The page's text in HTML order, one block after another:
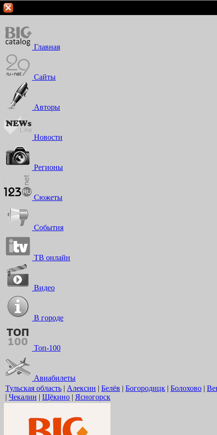
Вход
Главная
Сайты
Авторы
Новости
Регионы
Сюжеты
События
ТВ онлайн
Видео
В городе
Топ-100
Авиабилеты
Тульская область | Алексин | Белёв | Богородицк | Болохово |
| Чекалин | Щёкино | Ясногорск